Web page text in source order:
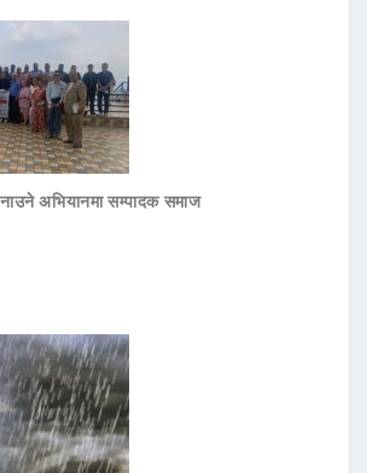
अभियानमा सम्पादक समाज